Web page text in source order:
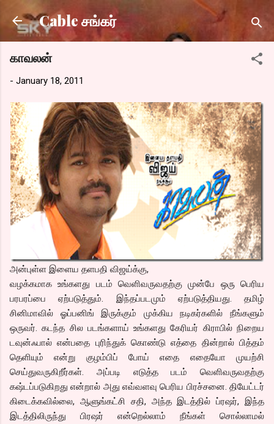
Skip to main content
Cable சங்கர்
காவலன்
- January 18, 2011
அன்புள்ள இளைய தளபதி விஜய்க்கு,
வழக்கமாக உங்களது படம் வெளிவருவதற்கு முன்பே ஒரு பெரிய
பரபரப்பை ஏற்படுத்தும். இந்தப்படமும் ஏற்படுத்தியது. தமிழ்
சினிமாவில் ஓப்பனிங் இருக்கும் முக்கிய நடிகர்களில் நீங்களும்
ஒருவர். கடந்த சில படங்களாய் உங்களது கேரியர் கிராபில் நிறைய
டவுன்ஃபால் என்பதை புரிந்துக் கொண்டு எத்தை தின்றால் பித்தம்
தெளியும் என்று குழம்பிப் போய் எதை எதையோ முயற்சி
செய்துவருகிறீர்கள். அப்படி எடுத்த படம் வெளிவருவதற்கு
கஷ்டப்படுகிறது என்றால் அது எவ்வளவு பெரிய பிரச்சனை. தியேட்டர்
கிடைக்கவில்லை, ஆளுங்கட்சி சதி, அந்த இடத்தில் ப்ரஷர், இந்த
இடத்திலிருந்து பிரஷர் என்றெல்லாம் நீங்கள் சொல்லாமல்